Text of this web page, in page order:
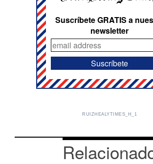
Suscríbete GRATIS a
newsletter
RUIZHEALYTIMES_H_1